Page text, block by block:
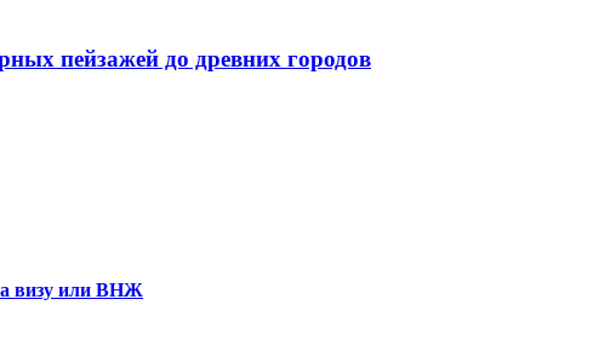
пейзажей до древних городов
визу или ВНЖ